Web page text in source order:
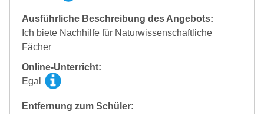
Ausführliche Beschreibung des Angebots:
Ich biete Nachhilfe für Naturwissenschaftliche
Fächer
Online-Unterricht:
Egal
Entfernung zum Schüler: